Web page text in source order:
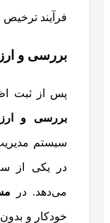
فرآیند
بررسی و
پس از ثبت
بررسی و
سیستم
در یکی از
می‌دهد. در
خودکار و